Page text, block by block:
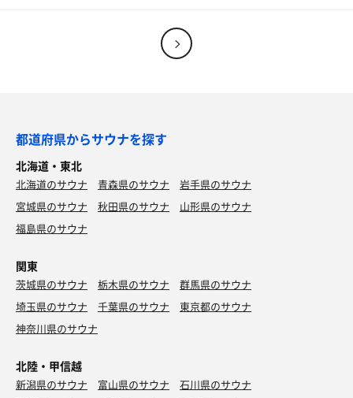
雨の中タープ下での外気浴。とにかく今回はこれが最高に
予約の段階で貸し切りを狙うことも十分可能。
高速料金や利用料はややかかるが、
無料レンタルのサービス分を考えれば良心的な値段設定か
もしれない。
遠征してきた甲斐がありました。
自分の体感を信じるとすれば水温計は故障しているのでは
内気浴も1セット。以前は内湯側に椅子がなかった気がす
る。
南向きの窓から境港市の眺望。こちらもなかなか良い。
今日は日帰り利用時間10分前到着したが、
待たずに入れてくれたので時間も気にならなかった。
アイスキャンデー
アクエリアス
水
昨年、改良され冷たくなった水風呂やととのい椅子の設置
基本的なサ活ができて、リロクラブ430円で利用できるの
松江で普段使いできる施設はやはりここ。
平日の午前中なのに予想していたより利用者も多かった。
都道府県からサウナを探す
北海道・東北
北海道のサウナ 青森県のサウナ
岩手県のサウナ
宮城県のサウナ
秋田県のサウナ
山形県のサウナ
福島県のサウナ
関東
茨城県のサウナ 栃木県のサウナ
群馬県のサウナ
埼玉県のサウナ
千葉県のサウナ
東京都のサウナ
神奈川県のサウナ
北陸・甲信越
新潟県のサウナ 富山県のサウナ
石川県のサウナ